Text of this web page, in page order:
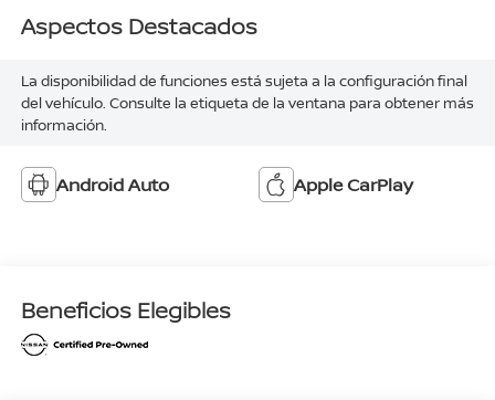
Aspectos Destacados
La disponibilidad de funciones está sujeta a la configuración final
del vehículo. Consulte la etiqueta de la ventana para obtener más
información.
Android Auto Apple CarPlay
Beneficios Elegibles